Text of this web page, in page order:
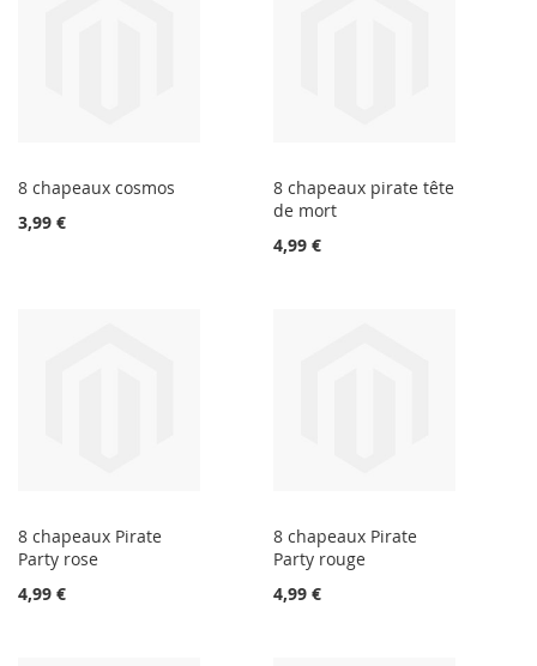
8 chapeaux cosmos
3,99 €
8 chapeaux pirate tête
de mort
4,99 €
8 chapeaux Pirate
Party rose
4,99 €
8 chapeaux Pirate
Party rouge
4,99 €